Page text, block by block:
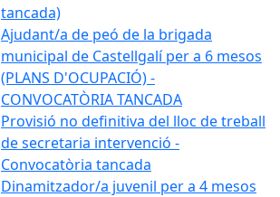
tancada)
Ajudant/a de peó de la brigada
municipal de Castellgalí per a 6 mesos
(PLANS D'OCUPACIÓ) -
CONVOCATÒRIA TANCADA
Provisió no definitiva del lloc de treball
de secretaria intervenció -
Convocatòria tancada
Dinamitzador/a juvenil per a 4 mesos